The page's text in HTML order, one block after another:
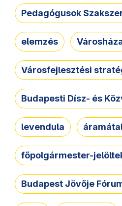
Pedagógusok
elemzés
Városfejlesztési
Budapesti Dísz- és
levendula
főpolgármester-
Budapest Jövője